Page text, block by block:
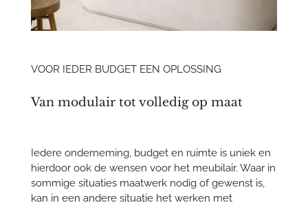
VOOR IEDER BUDGET EEN OPLOSSING
Van modulair tot volledig op maat
Iedere onderneming, budget en ruimte is uniek en
hierdoor ook de wensen voor het meubilair. Waar in
sommige situaties maatwerk nodig of gewenst is,
kan in een andere situatie het werken met